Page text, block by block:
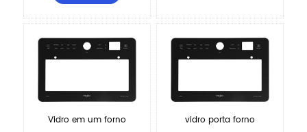
Vidro em um forno vidro porta forno